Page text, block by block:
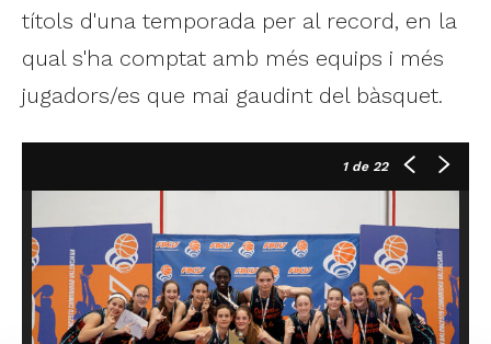
títols d'una temporada per al record, en la
qual s'ha comptat amb més equips i més
jugadors/es que mai gaudint del bàsquet.
1de 22